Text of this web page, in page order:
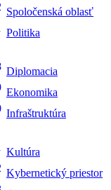
Spoločenská oblasť
Politika
Diplomacia
Ekonomika
Infraštruktúra
Kultúra
Kybernetický priestor